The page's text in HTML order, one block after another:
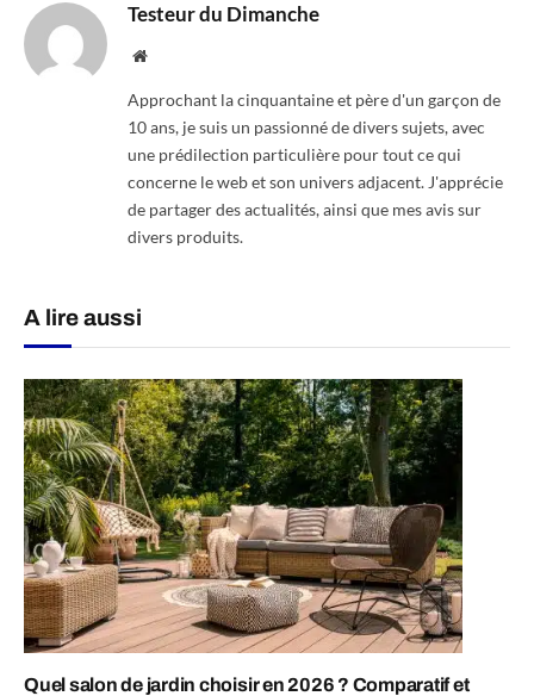
Testeur du Dimanche
Website
Approchant la cinquantaine et père d'un garçon de
10 ans, je suis un passionné de divers sujets, avec
une prédilection particulière pour tout ce qui
concerne le web et son univers adjacent. J'apprécie
de partager des actualités, ainsi que mes avis sur
divers produits.
A lire aussi
Quel salon de jardin choisir en 2026 ? Comparatif et